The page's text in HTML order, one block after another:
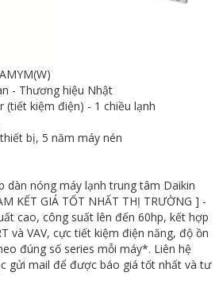
- Thương hiệu Nhật
(tiết kiệm điện) - 1 chiều lạnh
bị, 5 năm máy nén
dàn nóng máy lạnh trung tâm Daikin
KẾT GIÁ TỐT NHẤT THỊ TRƯỜNG ] -
cao, công suất lên đến 60hp, kết hợp
và VAV, cực tiết kiệm điện năng, độ ồn
đúng số series mỗi máy*. Liên hệ
gửi mail để được báo giá tốt nhất và tư